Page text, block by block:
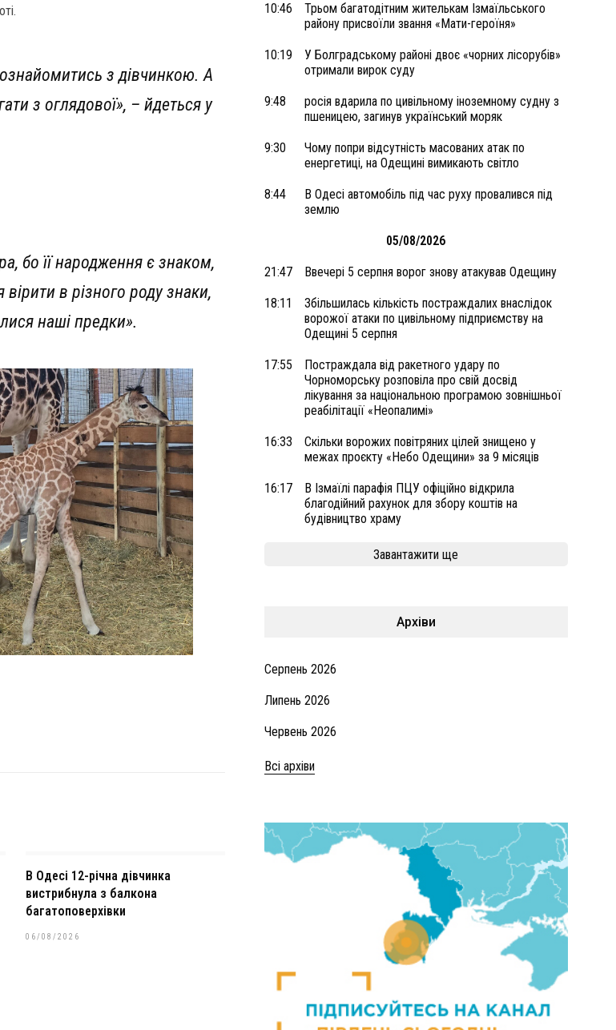
з дівчинкою. А
з оглядової», – йдеться у
бо її народження є знаком,
в різного роду знаки,
наші предки».
В Одесі 12-річна дівчинка
вистрибнула з балкона
багатоповерхівки
06/08/2026
10:46
Трьом багатодітним жителькам Ізмаїльського
району присвоїли звання «Мати-героїня»
10:19
У Болградському районі двоє «чорних лісорубів»
отримали вирок суду
9:48
росія вдарила по цивільному іноземному судну з
пшеницею, загинув український моряк
9:30
Чому попри відсутність масованих атак по
енергетиці, на Одещині вимикають світло
8:44
В Одесі автомобіль під час руху провалився під
землю
05/08/2026
21:47 Ввечері 5 серпня ворог знову атакував Одещину
18:11
Збільшилась кількість постраждалих внаслідок
ворожої атаки по цивільному підприємству на
Одещині 5 серпня
17:55
Постраждала від ракетного удару по
Чорноморську розповіла про свій досвід
лікування за національною програмою зовнішньої
реабілітації «Неопалимі»
16:33
Скільки ворожих повітряних цілей знищено у
межах проєкту «Небо Одещини» за 9 місяців
16:17
В Ізмаїлі парафія ПЦУ офіційно відкрила
благодійний рахунок для збору коштів на
будівництво храму
Завантажити ще
Архіви
Серпень 2026
Липень 2026
Червень 2026
Всі архіви